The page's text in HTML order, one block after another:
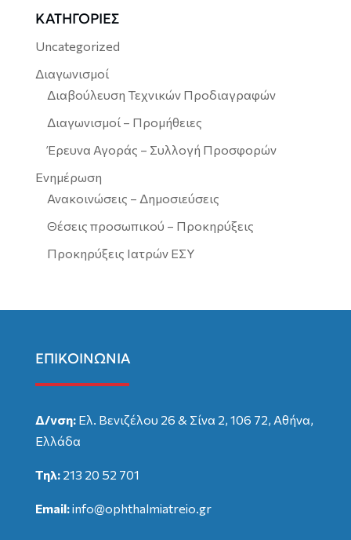
ΚΑΤΗΓΟΡΙΕΣ
Uncategorized
Διαγωνισμοί
Διαβούλευση Τεχνικών Προδιαγραφών
Διαγωνισμοί – Προμήθειες
Έρευνα Αγοράς – Συλλογή Προσφορών
Ενημέρωση
Ανακοινώσεις – Δημοσιεύσεις
Θέσεις προσωπικού – Προκηρύξεις
Προκηρύξεις Ιατρών ΕΣΥ
ΕΠΙΚΟΙΝΩΝΙΑ
Δ/νση:Ελ. Βενιζέλου 26 & Σίνα 2, 106 72, Αθήνα,
Ελλάδα
Τηλ: 213 20 52 701
Email:info@ophthalmiatreio.gr